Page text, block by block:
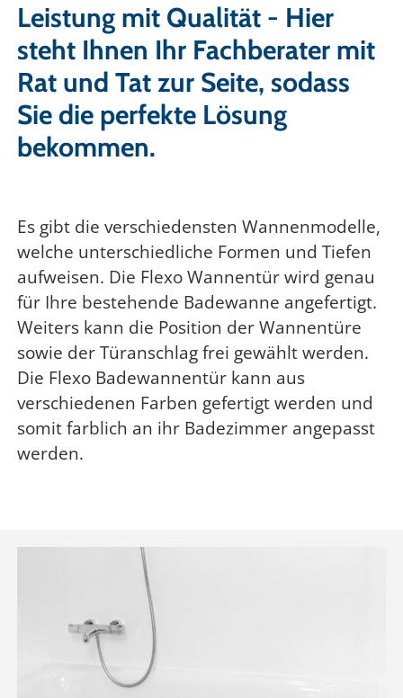
Leistung mit Qualität - Hier
steht Ihnen Ihr Fachberater mit
Rat und Tat zur Seite, sodass
Sie die perfekte Lösung
bekommen.
Es gibt die verschiedensten Wannenmodelle,
welche unterschiedliche Formen und Tiefen
aufweisen. Die Flexo Wannentür wird genau
für Ihre bestehende Badewanne angefertigt.
Weiters kann die Position der Wannentüre
sowie der Türanschlag frei gewählt werden.
Die Flexo Badewannentür kann aus
verschiedenen Farben gefertigt werden und
somit farblich an ihr Badezimmer angepasst
werden.